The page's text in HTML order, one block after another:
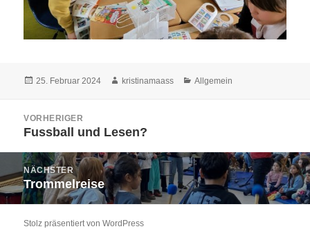
Veröffentlicht
25. Februar 2024 Autor
kristinamaass Kategorien
Allgemein
VORHERIGER
Vorheriger
Fussball und Lesen?
NÄCHSTER
Nächster
Beitrag:
Trommelreise
Stolz präsentiert von WordPress